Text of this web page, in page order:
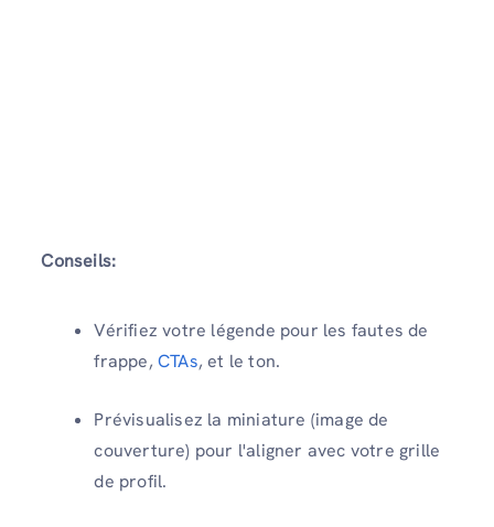
Conseils:
Vérifiez votre légende pour les fautes de
frappe, CTAs, et le ton.
Prévisualisez la miniature (image de
couverture) pour l'aligner avec votre grille
de profil.